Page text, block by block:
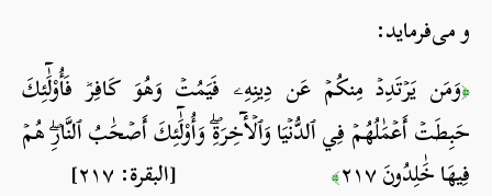
و می‌فرماید:
﴿وَمَن يَرۡتَدِدۡ مِنكُمۡ عَن دِينِهِۦ فَيَمُتۡ وَهُوَ كَافِرٞ فَأُوْلَٰٓئِكَ
حَبِطَتۡ أَعۡمَٰلُهُمۡ فِي ٱلدُّنۡيَا وَٱلۡأٓخِرَةِۖ وَأُوْلَٰٓئِكَ أَصۡحَٰبُ ٱلنَّارِۖ هُمۡ
فِيهَا خَٰلِدُونَ ٢١٧
﴾
[البقرة: ٢١٧]